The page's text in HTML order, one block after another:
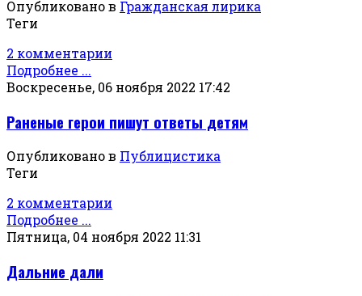
Опубликовано в Гражданская лирика
Теги
2 комментарии
Подробнее ...
Воскресенье, 06 ноября 2022 17:42
Раненые герои пишут ответы детям
Опубликовано в Публицистика
Теги
2 комментарии
Подробнее ...
Пятница, 04 ноября 2022 11:31
Дальние дали